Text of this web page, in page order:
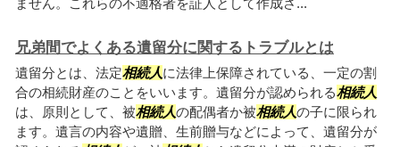
ません。これらの不適格者を証人として作成さ...
兄弟間でよくある遺留分に関するトラブルとは
遺留分とは、法定相続人に法律上保障されている、一定の割
合の相続財産のことをいいます。遺留分が認められる相続人
は、原則として、被相続人の配偶者か被相続人の子に限られ
ます。遺言の内容や遺贈、生前贈与などによって、遺留分が